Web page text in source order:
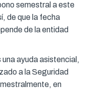
semestral a este
de que la fecha
de la entidad
ayuda asistencial,
a la Seguridad
en